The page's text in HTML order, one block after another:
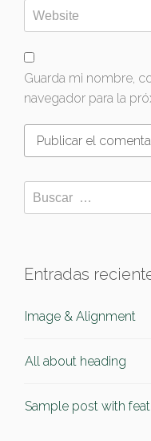
Guarda mi nombre,
navegador para la
Entradas
Image & Alignment
All about heading
Sample post with